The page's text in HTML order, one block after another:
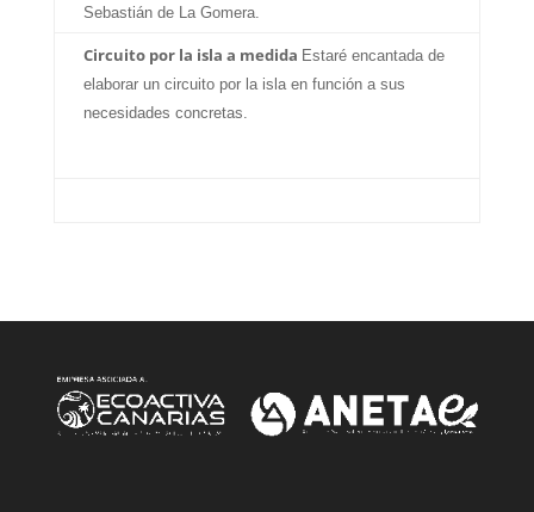
Sebastián de La Gomera.
Circuito por la isla a medida Estaré encantada de
elaborar un circuito por la isla en función a sus
necesidades concretas.